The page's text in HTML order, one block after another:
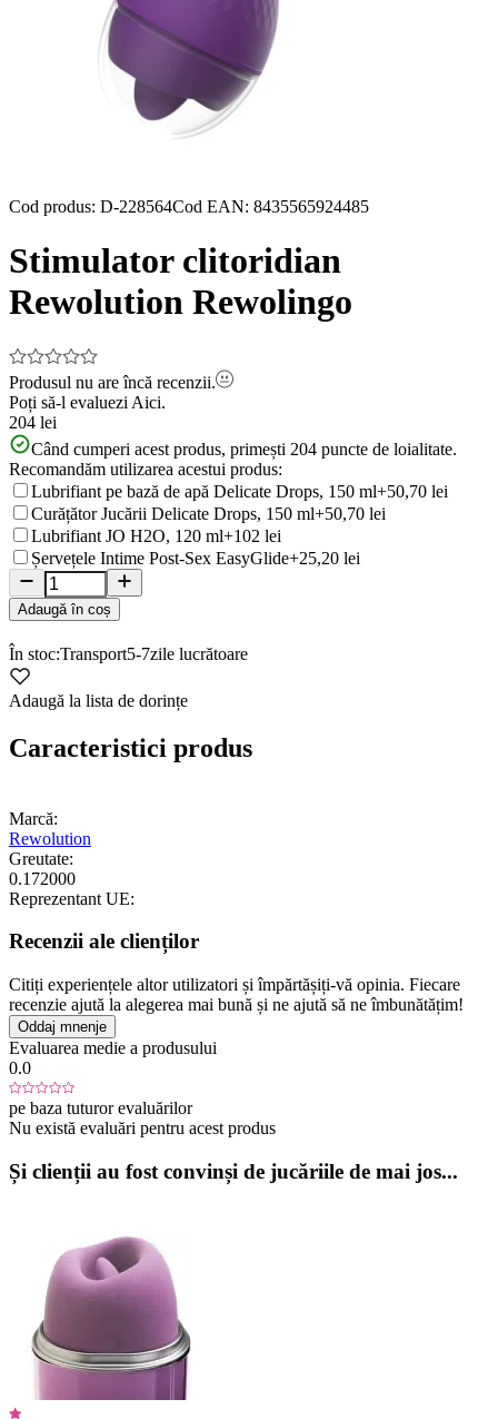
Cod produs: D-228564Cod EAN: 8435565924485
Stimulator clitoridian
Rewolution Rewolingo
Produsul nu are încă recenzii.
Poți să-l evaluezi Aici.
204 lei
Când cumperi acest produs, primești 204 puncte de loialitate.
Recomandăm utilizarea acestui produs:
Lubrifiant pe bază de apă Delicate Drops, 150 ml+50,70 lei
Curățător Jucării Delicate Drops, 150 ml+50,70 lei
Lubrifiant JO H2O, 120 ml+102 lei
Șervețele Intime Post-Sex EasyGlide+25,20 lei
Adaugă în coș
În stoc:Transport5-7zile lucrătoare
Adaugă la lista de dorințe
Caracteristici produs
Marcă:
Rewolution
Greutate:
0.172000
Reprezentant UE:
Recenzii ale clienților
Citiți experiențele altor utilizatori și împărtășiți-vă opinia. Fiecare
recenzie ajută la alegerea mai bună și ne ajută să ne îmbunătățim!
Oddaj mnenje
Evaluarea medie a produsului
0.0
pe baza tuturor evaluărilor
Nu există evaluări pentru acest produs
Și clienții au fost convinși de jucăriile de mai jos...